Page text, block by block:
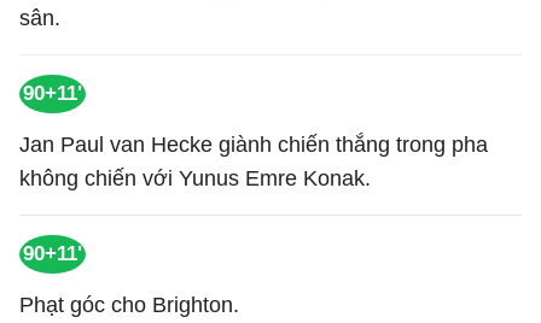
sân.
90+11'
Jan Paul van Hecke giành chiến thắng trong pha
không chiến với Yunus Emre Konak.
90+11'
Phạt góc cho Brighton.